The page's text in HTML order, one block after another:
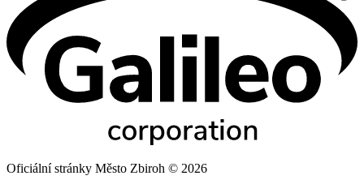
Oficiální stránky Město Zbiroh © 2026